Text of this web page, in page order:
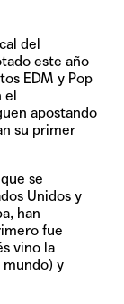
del
este año
EDM y Pop
el
apostando
su primer
se
Unidos y
han
fue
vino la
mundo) y